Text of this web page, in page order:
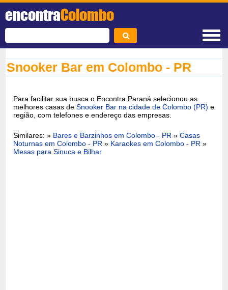
encontraColombo
Snooker Bar em Colombo - PR
Para facilitar sua busca o Encontra Paraná selecionou as
melhores casas deSnooker Bar na cidade de Colombo (PR) e
região, com telefones e endereço das empresas.
Similares: » Bares e Barzinhos em Colombo - PR »Casas
Noturnas em Colombo - PR » Karaokes em Colombo - PR»
Mesas para Sinuca e Bilhar